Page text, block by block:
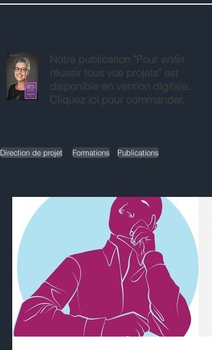
Notre publication "Pour enfin
réussir tous vos projets" est
disponible en version digitale.
Cliquez ici pour commander.
Direction de projet Formations Publications